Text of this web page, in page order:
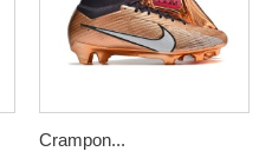
Crampon...